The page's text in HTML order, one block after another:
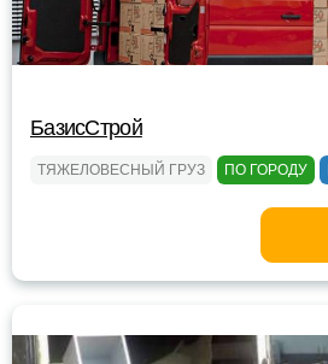
БазисСтрой
ТЯЖЕЛОВЕСНЫЙ ГРУЗ ПО ГОРОДУ